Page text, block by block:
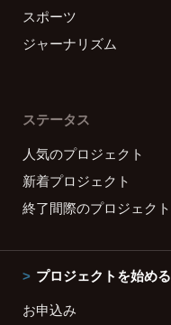
スポーツ
ジャーナリズム
ステータス
人気のプロジェクト
新着プロジェクト
終了間際のプロジェクト
プロジェクトを始める
お申込み